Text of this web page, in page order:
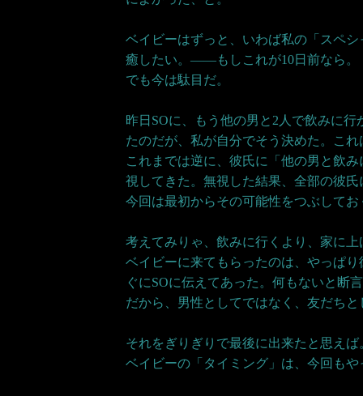
ベイビーはずっと、いわば私の「スペ
癒したい。――もしこれが10日前なら。
でも今は駄目だ。
昨日SOに、もう他の男と2人で飲みに
たのだが、私が自分でそう決めた。こ
これまでは逆に、彼氏に「他の男と飲
視してきた。無視した結果、全部の彼
今回は最初からその可能性をつぶしてお
考えてみりゃ、飲みに行くより、家に
ベイビーに来てもらったのは、やっぱ
ぐにSOに伝えてあった。何もないと断
だから、男性としてではなく、友だち
それをぎりぎりで最後に出来たと思えば
ベイビーの「タイミング」は、今回も